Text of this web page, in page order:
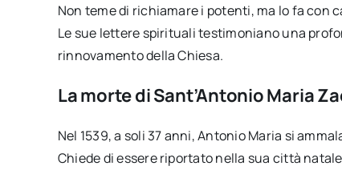
Non teme di richiamare i potenti, ma lo fa con
Le sue lettere spirituali testimoniano una
rinnovamento della Chiesa.
La morte di Sant’Antonio Maria
Nel 1539, a soli 37 anni, Antonio Maria si
Chiede di essere riportato nella sua città